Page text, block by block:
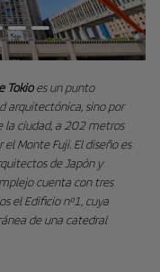
Tokioes un punto
arquitectónica, sino por
la ciudad, a 202 metros
Monte Fuji. El diseño es
de Japón y
cuenta con tres
el Edificio nº1, cuya
de una catedral